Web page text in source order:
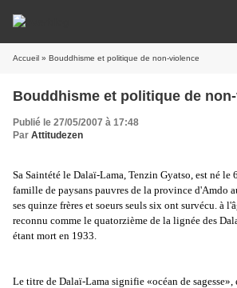
Accueil » Bouddhisme et politique de non-violence
Bouddhisme et politique de
Publié le 27/05/2007 à 17:48
Par Attitudezen
Sa Saintété le Dalaï-Lama, Tenzin Gyatso, est né
famille de paysans pauvres de la province d'Amdo
ses quinze frères et soeurs seuls six ont survécu. à
reconnu comme le quatorzième de la lignée des
étant mort en 1933.
Le titre de Dalaï-Lama signifie «océan de